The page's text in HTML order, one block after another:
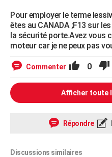
Pour employer le terme
êtes au CANADA ;F13 sur
la sécurité porte.Avez vous
moteur car je ne peux pas
Commenter 0
Afficher toute
Répondre
Discussions similaires